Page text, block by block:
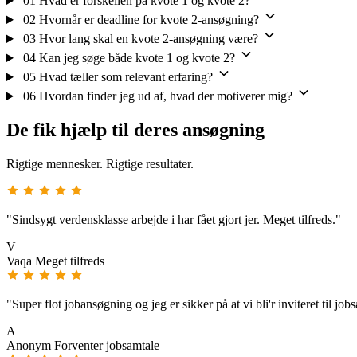
02 Hvornår er deadline for kvote 2-ansøgning?
03 Hvor lang skal en kvote 2-ansøgning være?
04 Kan jeg søge både kvote 1 og kvote 2?
05 Hvad tæller som relevant erfaring?
06 Hvordan finder jeg ud af, hvad der motiverer mig?
De fik hjælp til deres ansøgning
Rigtige mennesker. Rigtige resultater.
"Sindsygt verdensklasse arbejde i har fået gjort jer. Meget tilfreds."
V
Vaqa Meget tilfreds
"Super flot jobansøgning og jeg er sikker på at vi bli'r inviteret til
A
Anonym Forventer jobsamtale